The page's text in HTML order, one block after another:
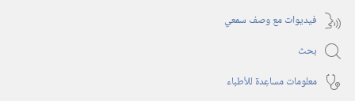
فيديوات مع وصف سمعي
بحث
معلومات مساعِدة للأطباء